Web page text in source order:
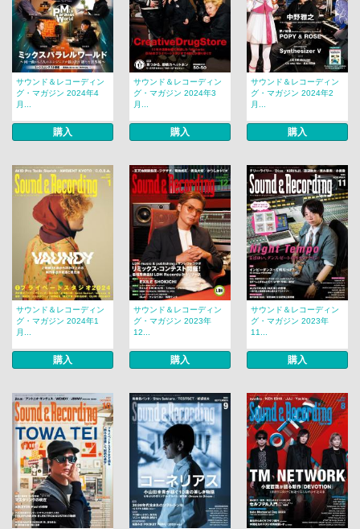
サウンド＆レコーディン
グ・マガジン 2024年4
月...
購入
サウンド＆レコーディン
グ・マガジン 2024年3
月...
購入
サウンド＆レコーディン
グ・マガジン 2024年2
月...
購入
サウンド＆レコーディン
グ・マガジン 2024年1
月...
購入
サウンド＆レコーディン
グ・マガジン 2023年
12...
購入
サウンド＆レコーディン
グ・マガジン 2023年
11...
購入